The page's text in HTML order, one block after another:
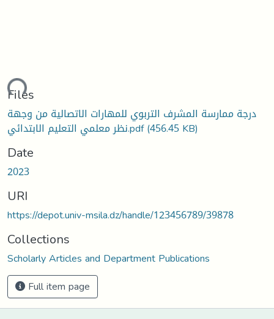
Files
درجة ممارسة المشرف التربوي للمهارات الاتصالية من وجهة
نظر معلمي التعليم الابتدائي.pdf(456.45 KB)
Date
2023
URI
https://depot.univ-msila.dz/handle/123456789/39878
Collections
Scholarly Articles and Department Publications
Full item page